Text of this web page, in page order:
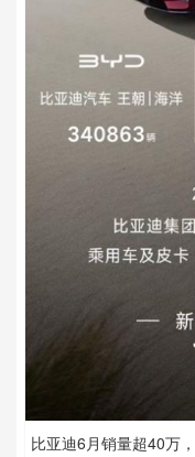
比亚迪6月销量超40万